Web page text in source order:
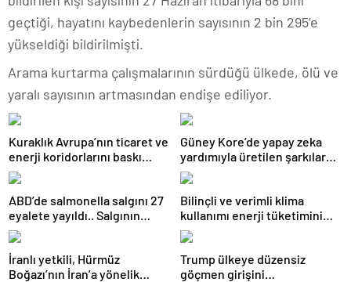
geçtiği, hayatını kaybedenlerin sayısının 2 bin 295’e
yükseldiği bildirilmişti.
Arama kurtarma çalışmalarının sürdüğü ülkede, ölü ve
yaralı sayısının artmasından endişe ediliyor.
Kuraklık Avrupa’nın ticaret ve
enerji koridorlarını baskı
altına aldı
Güney Kore’de yapay zeka
yardımıyla üretilen şarkılar
için telif hakkı kaydı
yaptırılabilecek
ABD’de salmonella salgını 27
eyalete yayıldı.. Salgının
sebebi jalapeno biberleri
olarak gösteriliyor
Bilinçli ve verimli klima
kullanımı enerji tüketimini
azaltıyor
İranlı yetkili, Hürmüz
Boğazı’nın İran’a yönelik
Trump ülkeye düzensiz
göçmen girişini